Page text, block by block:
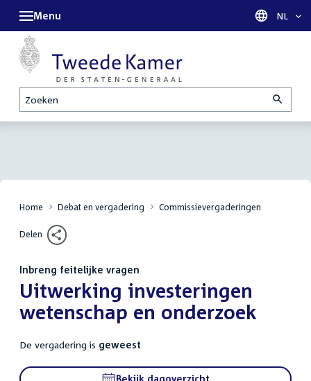
Zoeken
Menu Taal
NL
Home Debat en vergadering Commissievergaderingen
Delen
Inbreng feitelijke vragen
:Uitwerking investeringen
wetenschap en onderzoek
De vergadering is geweest
Bekijk dagoverzicht